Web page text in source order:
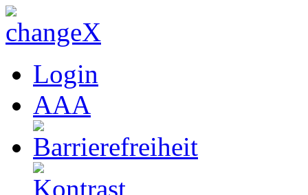
Login
AAA